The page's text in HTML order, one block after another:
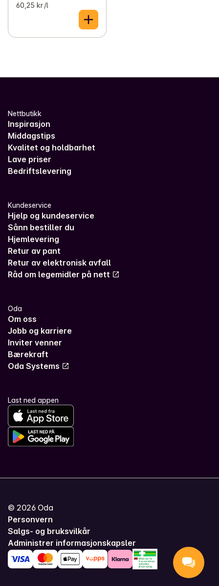
60,25 kr /l
Nettbutikk
Inspirasjon
Middagstips
Kvalitet og holdbarhet
Lave priser
Bedriftslevering
Kundeservice
Hjelp og kundeservice
Sånn bestiller du
Hjemlevering
Retur av pant
Retur av elektronisk avfall
Råd om legemidler på nett
Oda
Om oss
Jobb og karriere
Inviter venner
Bærekraft
Oda Systems
Last ned appen
© 2026 Oda
Personvern
Salgs- og bruksvilkår
Administrer informasjonskapsler